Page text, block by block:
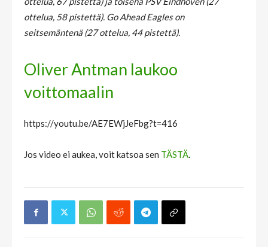
ottelua, 58 pistettä). Go Ahead Eagles on
seitsemäntenä (27 ottelua, 44 pistettä).
Oliver Antman laukoo
voittomaalin
https://youtu.be/AE7EWjJeFbg?t=416
Jos video ei aukea, voit katsoa sen TÄSTÄ.